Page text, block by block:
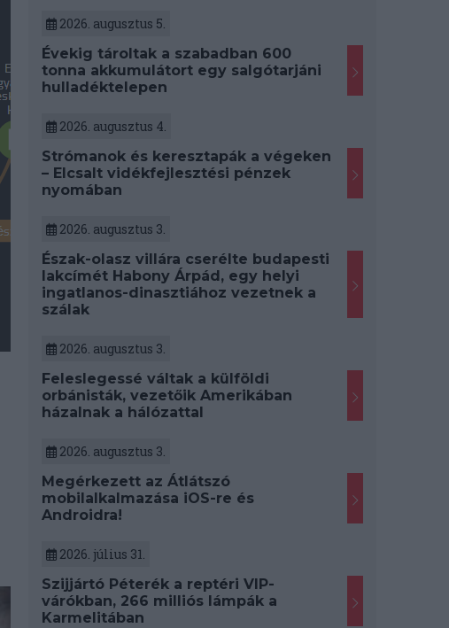
2026. augusztus 5.
Évekig tároltak a szabadban 600
tonna akkumulátort egy salgótarjáni
hulladéktelepen
2026. augusztus 4.
Strómanok és keresztapák a végeken
– Elcsalt vidékfejlesztési pénzek
nyomában
2026. augusztus 3.
Észak-olasz villára cserélte budapesti
lakcímét Habony Árpád, egy helyi
ingatlanos-dinasztiához vezetnek a
szálak
2026. augusztus 3.
Feleslegessé váltak a külföldi
orbánisták, vezetőik Amerikában
házalnak a hálózattal
2026. augusztus 3.
Megérkezett az Átlátszó
mobilalkalmazása iOS-re és
Androidra!
2026. július 31.
Szijjártó Péterék a reptéri VIP-
várókban, 266 milliós lámpák a
Karmelitában